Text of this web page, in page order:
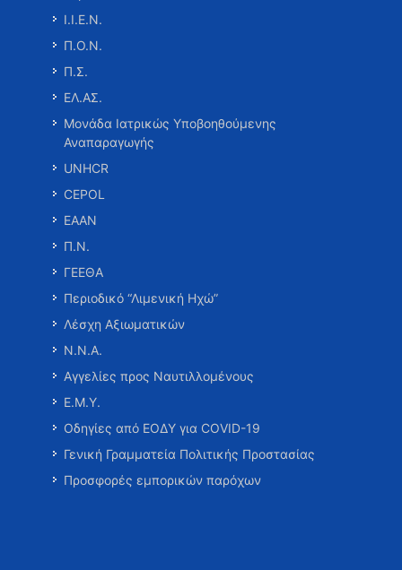
Ι.Ι.Ε.Ν.
Π.Ο.Ν.
Π.Σ.
ΕΛ.ΑΣ.
Μονάδα Ιατρικώς Υποβοηθούμενης
Αναπαραγωγής
UNHCR
CEPOL
ΕΑΑΝ
Π.Ν.
ΓΕΕΘΑ
Περιοδικό “Λιμενική Ηχώ”
Λέσχη Αξιωματικών
Ν.Ν.Α.
Αγγελίες προς Ναυτιλλομένους
Ε.Μ.Υ.
Οδηγίες από ΕΟΔΥ για COVID-19
Γενική Γραμματεία Πολιτικής Προστασίας
Προσφορές εμπορικών παρόχων